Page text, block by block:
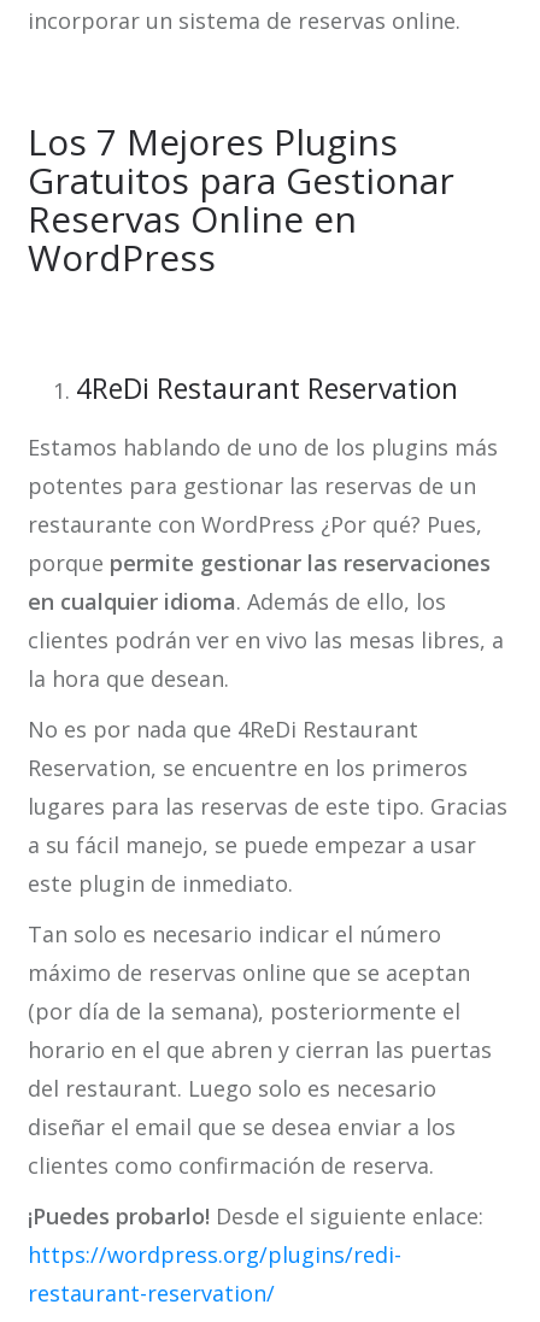
incorporar un sistema de reservas online.
Los 7 Mejores Plugins
Gratuitos para Gestionar
Reservas Online en
WordPress
4ReDi Restaurant Reservation
Estamos hablando de uno de los plugins más
potentes para gestionar las reservas de un
restaurante con WordPress ¿Por qué? Pues,
porque permite gestionar las reservaciones
en cualquier idioma. Además de ello, los
clientes podrán ver en vivo las mesas libres, a
la hora que desean.
No es por nada que 4ReDi Restaurant
Reservation, se encuentre en los primeros
lugares para las reservas de este tipo. Gracias
a su fácil manejo, se puede empezar a usar
este plugin de inmediato.
Tan solo es necesario indicar el número
máximo de reservas online que se aceptan
(por día de la semana), posteriormente el
horario en el que abren y cierran las puertas
del restaurant. Luego solo es necesario
diseñar el email que se desea enviar a los
clientes como confirmación de reserva.
¡Puedes probarlo! Desde el siguiente enlace:
https://wordpress.org/plugins/redi-
restaurant-reservation/